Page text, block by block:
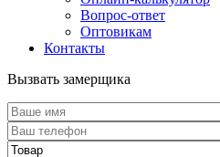
Вопрос-ответ
Оптовикам
Контакты
Вызвать замерщика